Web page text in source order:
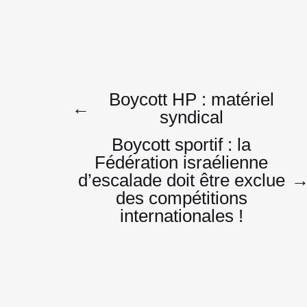
Navigation
de
l’article
←
Boycott HP : matériel
syndical
Boycott sportif : la
Fédération israélienne
d’escalade doit être exclue
des compétitions
internationales !
→